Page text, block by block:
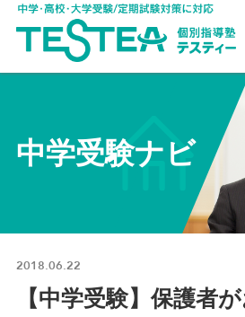
中学受験ナビ
2018.06.22
【中学受験】保護者